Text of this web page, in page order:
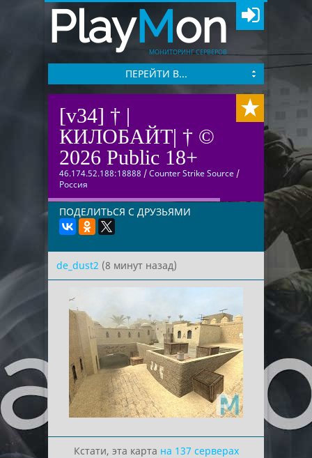
PlayMon
МОНИТОРИНГ СЕРВЕРОВ
ПЕРЕЙТИ В...
[v34] † |
КИЛОБАЙТ| † ©
2026 Public 18+
46.174.52.188:18888 /Counter Strike Source /
Россия
ПОДЕЛИТЬСЯ С ДРУЗЬЯМИ
de_dust2 (8 минут назад)
Кстати, эта карта на 137 серверах